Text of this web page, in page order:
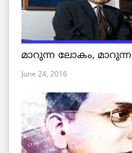
മാറുന്ന ലോകം,
June 24, 2016